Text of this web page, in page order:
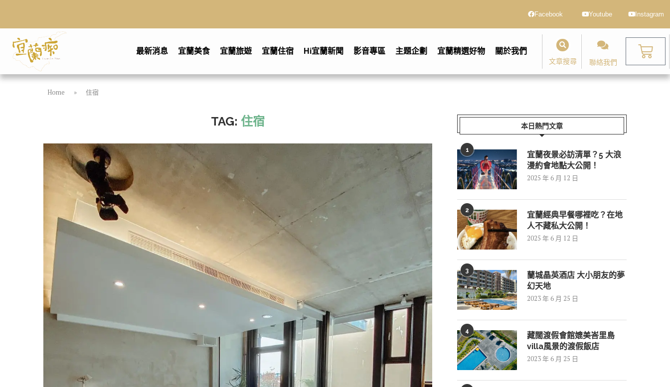
Facebook Youtube Instagram
最新消息 宜蘭美食 宜蘭旅遊 宜蘭住宿 Hi宜蘭新聞 影音專區 主題企劃 宜蘭精選好物 關於我們
文章搜尋 聯絡我們
Home » 住宿
TAG: 住宿 本日熱門文章
1
宜蘭夜景必訪清單？5 大浪
漫約會地點大公開！
2025 年 6 月 12 日
2
宜蘭經典早餐哪裡吃？在地
人不藏私大公開！
2025 年 6 月 12 日
3
蘭城晶英酒店 大小朋友的夢
幻天地
2023 年 6 月 25 日
4
藏闊渡假會館媲美峇里島
villa風景的渡假飯店
2023 年 6 月 25 日